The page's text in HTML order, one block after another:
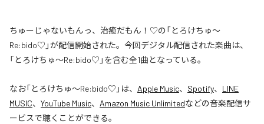
ちゅーじゃないもんっ、治癒だもん！♡の「とろけちゅ〜
Re:bido♡」が配信開始された。今回デジタル配信された楽曲は、
「とろけちゅ〜Re:bido♡」を含む全1曲となっている。
なお「とろけちゅ〜Re:bido♡ 」は、 Apple Music、 Spotify、 LINE
MUSIC、 YouTube Music、 Amazon Music Unlimitedなどの音楽配信サ
ービスで聴くことができる。